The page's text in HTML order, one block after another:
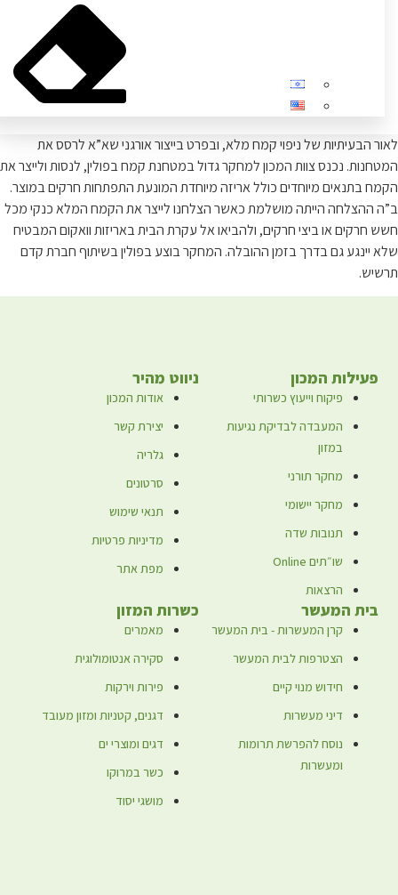
הבעיתיות של ניפוי קמח מלא, ובפרט בייצור אורגני שא”א לרסס את
נכנס צוות המכון למחקר גדול במטחנת קמח בפולין, לנסות ולייצר את
בתנאים מיוחדים כולל אריזה מיוחדת המונעת התפתחות חרקים במוצר.
הייתה מושלמת כאשר הצלחנו לייצר את הקמח המלא כנקי מכל
או ביצי חרקים, ולהביאו אל עקרת הבית באריזות וואקום המבטיח
גם בדרך בזמן ההובלה. המחקר בוצע בפולין בשיתוף חברת קדם
ניווט מהיר
אודות המכון
יצירת קשר
גלריה
סרטונים
תנאי שימוש
מדיניות פרטיות
מפת אתר
המכון
פיקוח וייעוץ כשרותי
המעבדה לבדיקת נגיעות
במזון
מחקר תורני
מחקר יישומי
תנובות שדה
שו״תים Online
הרצאות
כשרות המזון
מאמרים
סקירה אנטומולוגית
פירות וירקות
דגנים, קטניות ומזון מעובד
דגים ומוצרי ים
כשר במרוקו
מושגי יסוד
המעשר
קרן המעשרות - בית המעשר
הצטרפות לבית המעשר
חידוש מנוי קיים
דיני מעשרות
נוסח להפרשת תרומות
ומעשרות